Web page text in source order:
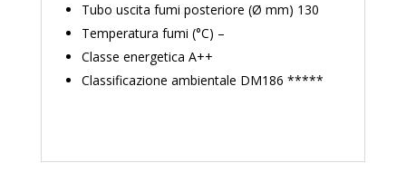
Tubo uscita fumi posteriore (Ø mm) 130
Temperatura fumi (°C) –
Classe energetica A++
Classificazione ambientale DM186 *****